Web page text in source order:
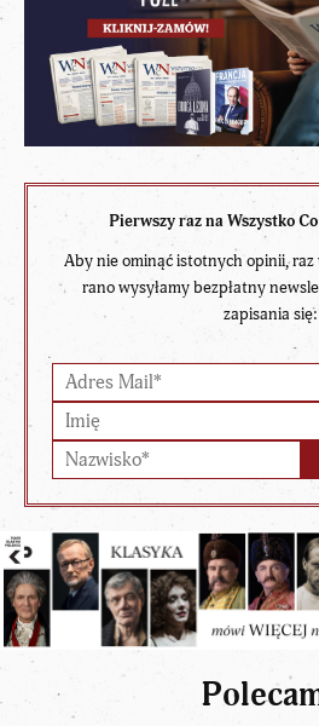
Pierwszy raz na Wszystko
Aby nie ominąć istotnych opinii,
rano wysyłamy bezpłatny
zapisania się: